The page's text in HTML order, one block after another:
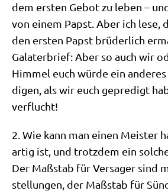
dem ersten Gebot zu leben –
von einem Papst. Aber ich lese,
den ersten Papst brü­der­lich
Gala­ter­brief: Aber so auch wir
Him­mel euch wür­de ein
di­gen, als wir euch gepre­digt
verflucht!
2. Wie kann man einen Mei­ster
ar­tig ist, und trotz­dem ein
Der Maß­stab für Ver­sa­ger sind
stel­lun­gen, der Maß­stab für